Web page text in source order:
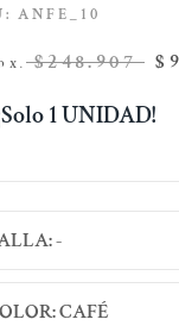
ANFE_10
$248.907
1 UNIDAD!
-
CAFÉ